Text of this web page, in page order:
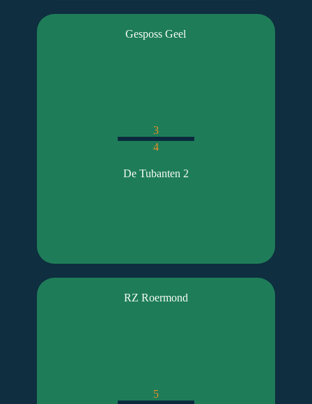
Gesposs Geel
3
4
De Tubanten 2
RZ Roermond
5